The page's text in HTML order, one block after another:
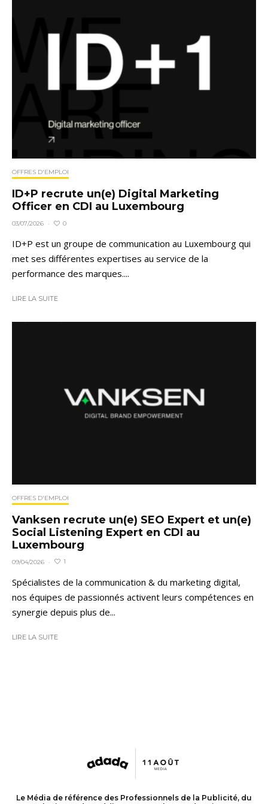
OFFRES D'EMPLOI
ID+P recrute un(e) Digital Marketing
Officer en CDI au Luxembourg
03/07/2026 · 0
ID+P est un groupe de communication au Luxembourg qui
met ses différentes expertises au service de la
performance des marques....
LIRE LA SUITE
OFFRES D'EMPLOI
Vanksen recrute un(e) SEO Expert et un(e)
Social Listening Expert en CDI au
Luxembourg
09/04/2026 · 1
Spécialistes de la communication & du marketing digital,
nos équipes de passionnés activent leurs compétences en
synergie depuis plus de...
LIRE LA SUITE
Le Média de référence des Professionnels de la Publicité, du